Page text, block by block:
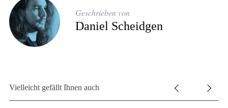
Geschrieben von
Daniel Scheidgen
Vielleicht gefällt Ihnen auch